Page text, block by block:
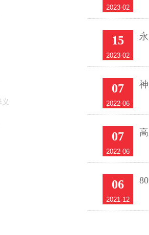
2023-02
15
2023-02
07
2022-06
07
2022-06
06
2021-12